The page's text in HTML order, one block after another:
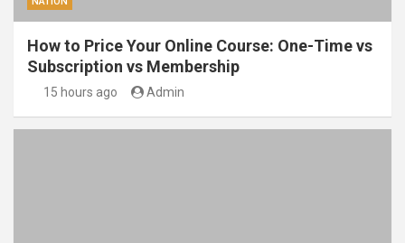
How to Price Your Online Course: One-Time vs
Subscription vs Membership
15 hours ago Admin